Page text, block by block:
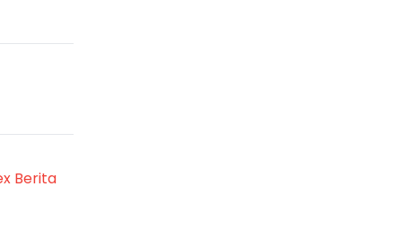
Berita